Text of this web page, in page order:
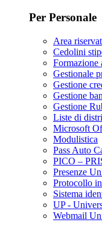
Per Personale
Area
Cedolini
Formazione
Gestionale
Gestione
Gestione
Gestione
Liste di
Microsoft
Modulistica
Pass Auto
PICO –
Presenze
Protocollo
Sistema
UP -
Webmail